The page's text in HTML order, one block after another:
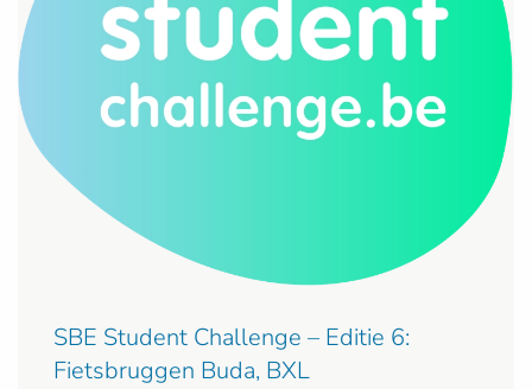
SBE Student Challenge – Editie 6:
Fietsbruggen Buda, BXL